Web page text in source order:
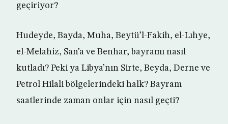
geçiriyor?
Hudeyde, Bayda, Muha, Beytü’l-Fakih, el-Lıhye,
el-Melahiz, San’a ve Benhar, bayramı nasıl
kutladı? Peki ya Libya’nın Sirte, Beyda, Derne ve
Petrol Hilali bölgelerindeki halk? Bayram
saatlerinde zaman onlar için nasıl geçti?